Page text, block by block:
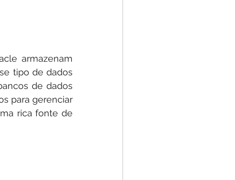
armazenam
tipo de dados
de dados
para gerenciar
rica fonte de